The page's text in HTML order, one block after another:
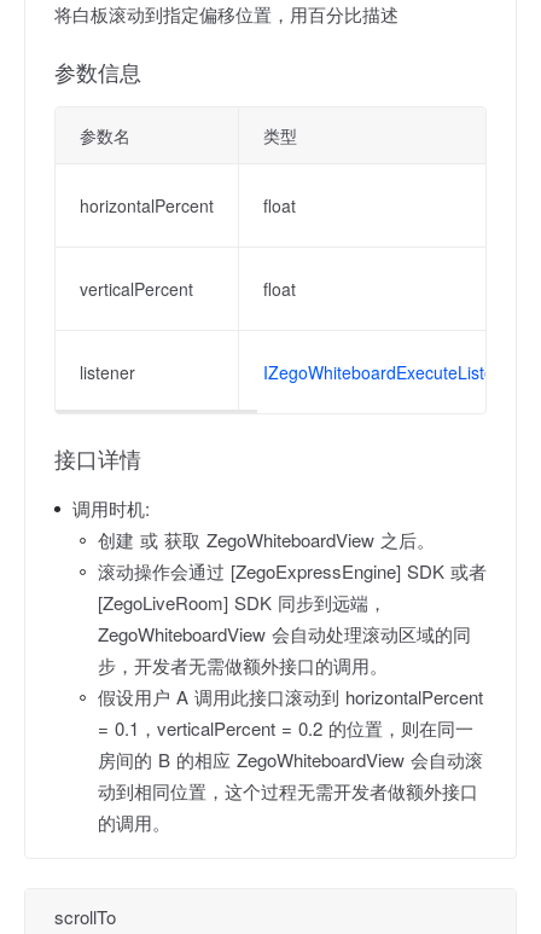
将白板滚动到指定偏移位置，用百分比描述
参数信息
参数名 类型
horizontalPercent float
verticalPercent float
listener IZegoWhiteboardExecuteListener
接口详情
调用时机:
创建 或 获取 ZegoWhiteboardView 之后。
滚动操作会通过 [ZegoExpressEngine] SDK 或者
[ZegoLiveRoom] SDK 同步到远端，
ZegoWhiteboardView 会自动处理滚动区域的同
步，开发者无需做额外接口的调用。
假设用户 A 调用此接口滚动到 horizontalPercent
= 0.1，verticalPercent = 0.2 的位置，则在同一
房间的 B 的相应 ZegoWhiteboardView 会自动滚
动到相同位置，这个过程无需开发者做额外接口
的调用。
scrollTo